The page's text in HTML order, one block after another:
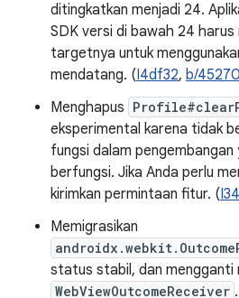
ditingkatkan menjadi 24.
SDK versi di bawah 24
targetnya untuk
mendatang. (I4df32, b/
Menghapus
eksperimental karena tidak
fungsi dalam
berfungsi. Jika Anda perlu
kirimkan permintaan fitur. (
Memigrasikan
status stabil, dan mengganti
WebViewOutcomeReceiver